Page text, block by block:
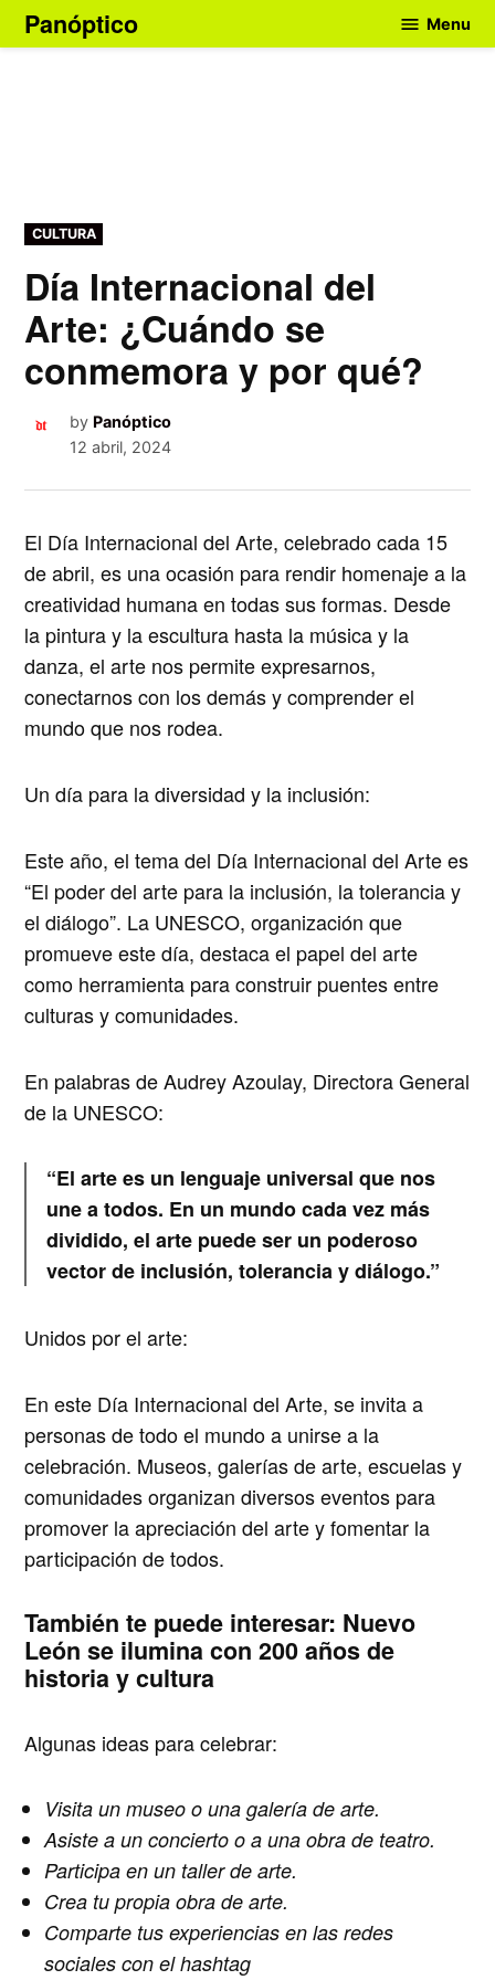
Skip
to
Panóptico Menu
POSTED
IN
CULTURA
Día Internacional del
Arte: ¿Cuándo se
conmemora y por qué?
by Panóptico
12 abril, 2024
El Día Internacional del Arte, celebrado cada 15
de abril, es una ocasión para rendir homenaje a la
creatividad humana en todas sus formas. Desde
la pintura y la escultura hasta la música y la
danza, el arte nos permite expresarnos,
conectarnos con los demás y comprender el
mundo que nos rodea.
Un día para la diversidad y la inclusión:
Este año, el tema del Día Internacional del Arte es
“El poder del arte para la inclusión, la tolerancia y
el diálogo”. La UNESCO, organización que
promueve este día, destaca el papel del arte
como herramienta paraconstruir puentes entre
culturas y comunidades.
En palabras de Audrey Azoulay, Directora General
de la UNESCO:
“El arte es un lenguaje universal que nos
une a todos. En un mundo cada vez más
dividido, el arte puede ser un poderoso
vector de inclusión, tolerancia y diálogo.”
Unidos por el arte:
En este Día Internacional del Arte, se invita a
personas de todo el mundo a unirse a la
celebración. Museos, galerías de arte, escuelas y
comunidadesorganizan diversos eventos para
promover la apreciación del arte y fomentar la
participación de todos.
También te puede interesar: Nuevo
León se ilumina con 200 años de
historia y cultura
Algunas ideas para celebrar:
Visita un museo o una galería de arte.
Asiste a un concierto o a una obra de teatro.
Participa en un taller de arte.
Crea tu propia obra de arte.
Comparte tus experiencias en las redes
sociales con el hashtag